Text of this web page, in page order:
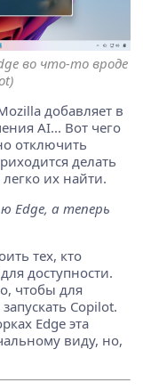
во что-то вроде
добавляет в
AI... Вот чего
отключить
делать
их найти.
Edge, а теперь
тех, кто
доступности.
чтобы для
Copilot.
Edge эта
виду, но,